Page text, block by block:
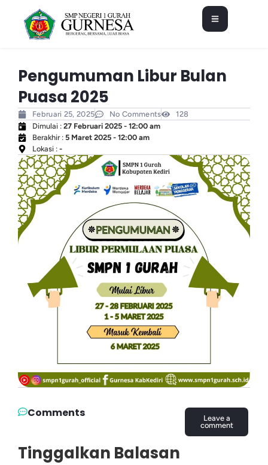
Pengumuman Libur Bulan
Puasa 2025
Februari 25, 2025 No Comments
128
Dimulai : 27 Februari 2025 - 12:00 am
Berakhir : 5 Maret 2025 - 12:00 am
Lokasi : -
Comments
Leave a
comment
Tinggalkan Balasan